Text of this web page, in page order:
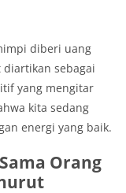
diberi uang
sebagai
yang mengitar
kita sedang
energi yang baik.
Orang